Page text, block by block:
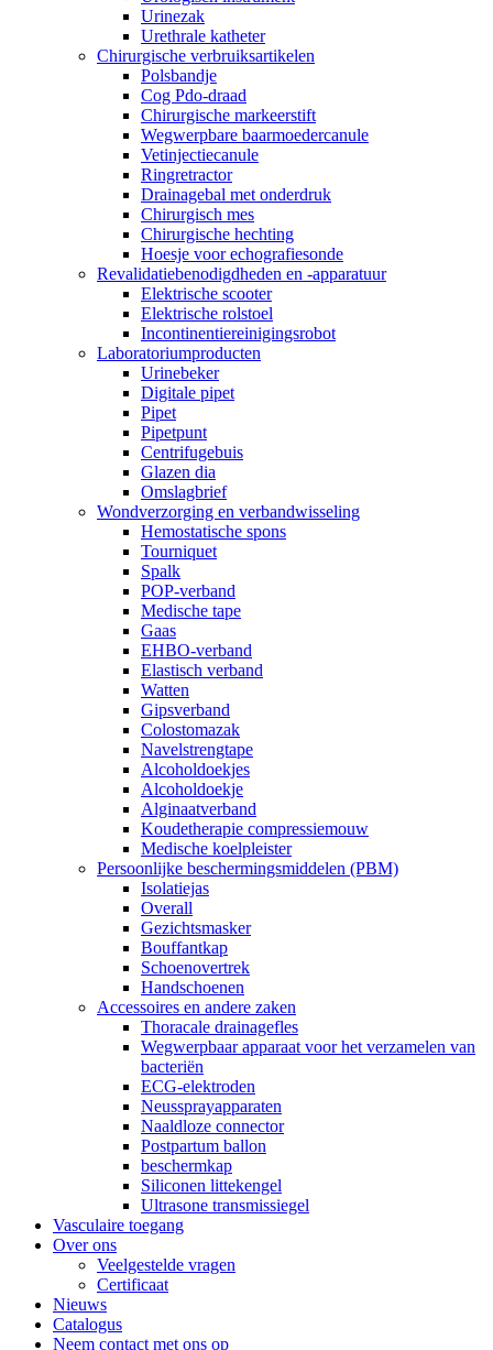
Urinezak
Urethrale katheter
Chirurgische verbruiksartikelen
Polsbandje
Cog Pdo-draad
Chirurgische markeerstift
Wegwerpbare baarmoedercanule
Vetinjectiecanule
Ringretractor
Drainagebal met onderdruk
Chirurgisch mes
Chirurgische hechting
Hoesje voor echografiesonde
Revalidatiebenodigdheden en -apparatuur
Elektrische scooter
Elektrische rolstoel
Incontinentiereinigingsrobot
Laboratoriumproducten
Urinebeker
Digitale pipet
Pipet
Pipetpunt
Centrifugebuis
Glazen dia
Omslagbrief
Wondverzorging en verbandwisseling
Hemostatische spons
Tourniquet
Spalk
POP-verband
Medische tape
Gaas
EHBO-verband
Elastisch verband
Watten
Gipsverband
Colostomazak
Navelstrengtape
Alcoholdoekjes
Alcoholdoekje
Alginaatverband
Koudetherapie compressiemouw
Medische koelpleister
Persoonlijke beschermingsmiddelen (PBM)
Isolatiejas
Overall
Gezichtsmasker
Bouffantkap
Schoenovertrek
Handschoenen
Accessoires en andere zaken
Thoracale drainagefles
Wegwerpbaar apparaat voor het verzamelen van
bacteriën
ECG-elektroden
Neussprayapparaten
Naaldloze connector
Postpartum ballon
beschermkap
Siliconen littekengel
Ultrasone transmissiegel
Vasculaire toegang
Over ons
Veelgestelde vragen
Certificaat
Nieuws
Catalogus
Neem contact met ons op